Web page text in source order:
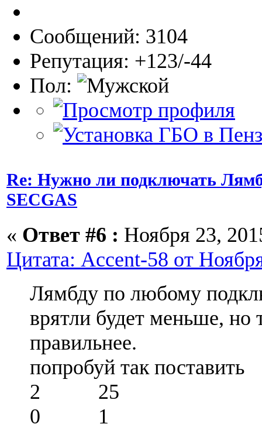
Сообщений: 3104
Репутация: +123/-44
Пол:
Re: Нужно ли подключать
SECGAS
« Ответ #6 : Ноября 23,
Цитата: Accent-58 от
Лямбду по любому
врятли будет меньше, но
правильнее.
попробуй так поставить
2 25
0 1